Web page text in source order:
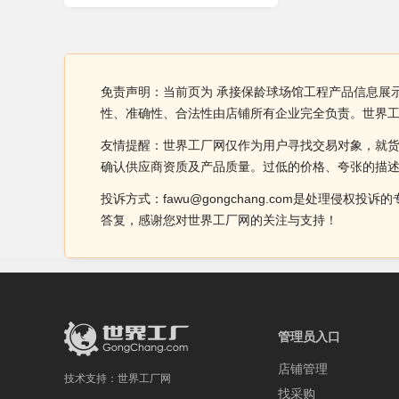
免责声明：当前页为 承接保龄球场馆工程产品信息
性、准确性、合法性由店铺所有企业完全负责。世界
友情提醒：世界工厂网仅作为用户寻找交易对象，就
确认供应商资质及产品质量。过低的价格、夸张的描
投诉方式：fawu@gongchang.com是处理侵权投诉
答复，感谢您对世界工厂网的关注与支持！
技术支持： 世界工厂网
管理员入口
店铺管理
找采购